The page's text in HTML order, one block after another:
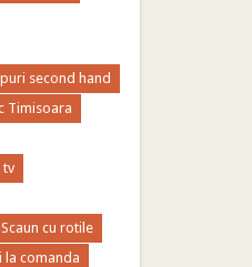
second hand
Timisoara
tv
Scaun cu rotile
la comanda